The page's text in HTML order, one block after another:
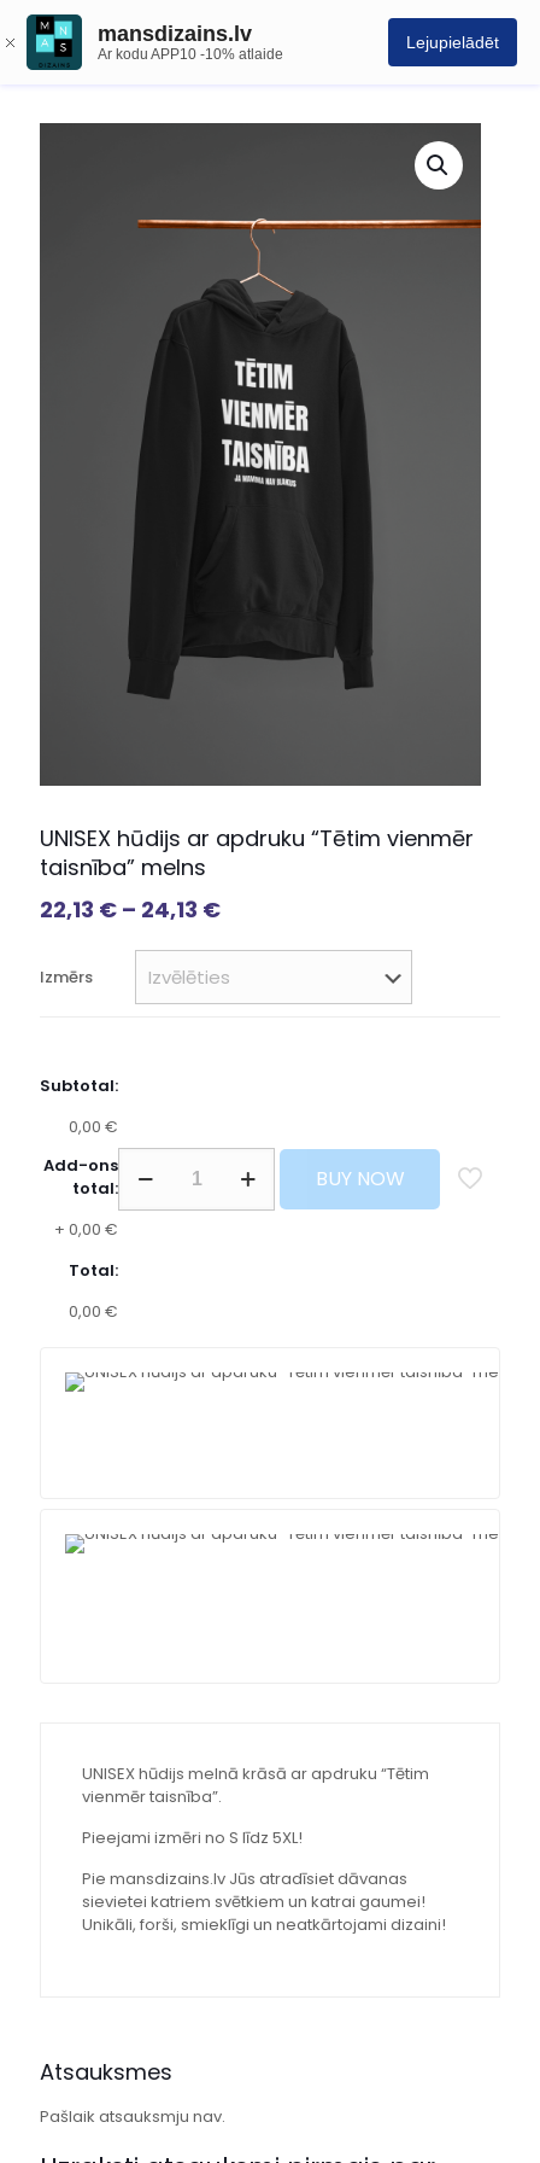
mansdizains.lv
Ar kodu APP10 -10% atlaide
Lejupielādēt
UNISEX hūdijs ar apdruku “Tētim vienmēr
taisnība” melns
22,13 € – 24,13 €
Izmērs
Subtotal:
0,00 €
Add-ons
total:
+ 0,00 €
Total:
0,00 €
BUY NOW
UNISEX hūdijs melnā krāsā ar apdruku “Tētim
vienmēr taisnība”.
Pieejami izmēri no S līdz 5XL!
Pie mansdizains.lv Jūs atradīsiet dāvanas
sievietei katriem svētkiem un katrai gaumei!
Unikāli, forši, smieklīgi un neatkārtojami dizaini!
Atsauksmes
Pašlaik atsauksmju nav.